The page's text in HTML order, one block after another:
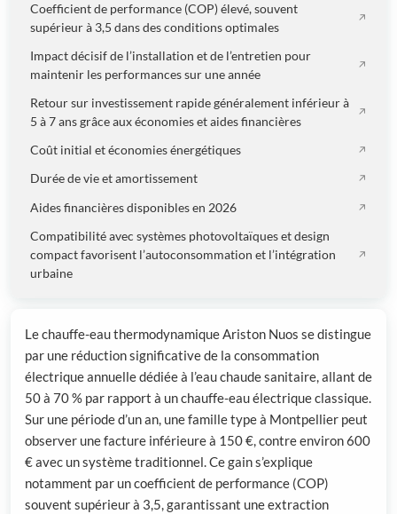
Coefficient de performance (COP) élevé, souvent
supérieur à 3,5 dans des conditions optimales
Impact décisif de l’installation et de l’entretien pour
maintenir les performances sur une année
Retour sur investissement rapide généralement inférieur à
5 à 7 ans grâce aux économies et aides financières
Coût initial et économies énergétiques
Durée de vie et amortissement
Aides financières disponibles en 2026
Compatibilité avec systèmes photovoltaïques et design
compact favorisent l’autoconsommation et l’intégration
urbaine
Le chauffe-eau thermodynamique Ariston Nuos se distingue
par une réduction significative de la consommation
électrique annuelle dédiée à l’eau chaude sanitaire, allant de
50 à 70 % par rapport à un chauffe-eau électrique classique.
Sur une période d’un an, une famille type à Montpellier peut
observer une facture inférieure à 150 €, contre environ 600
€ avec un système traditionnel. Ce gain s’explique
notamment par un coefficient de performance (COP)
souvent supérieur à 3,5, garantissant une extraction